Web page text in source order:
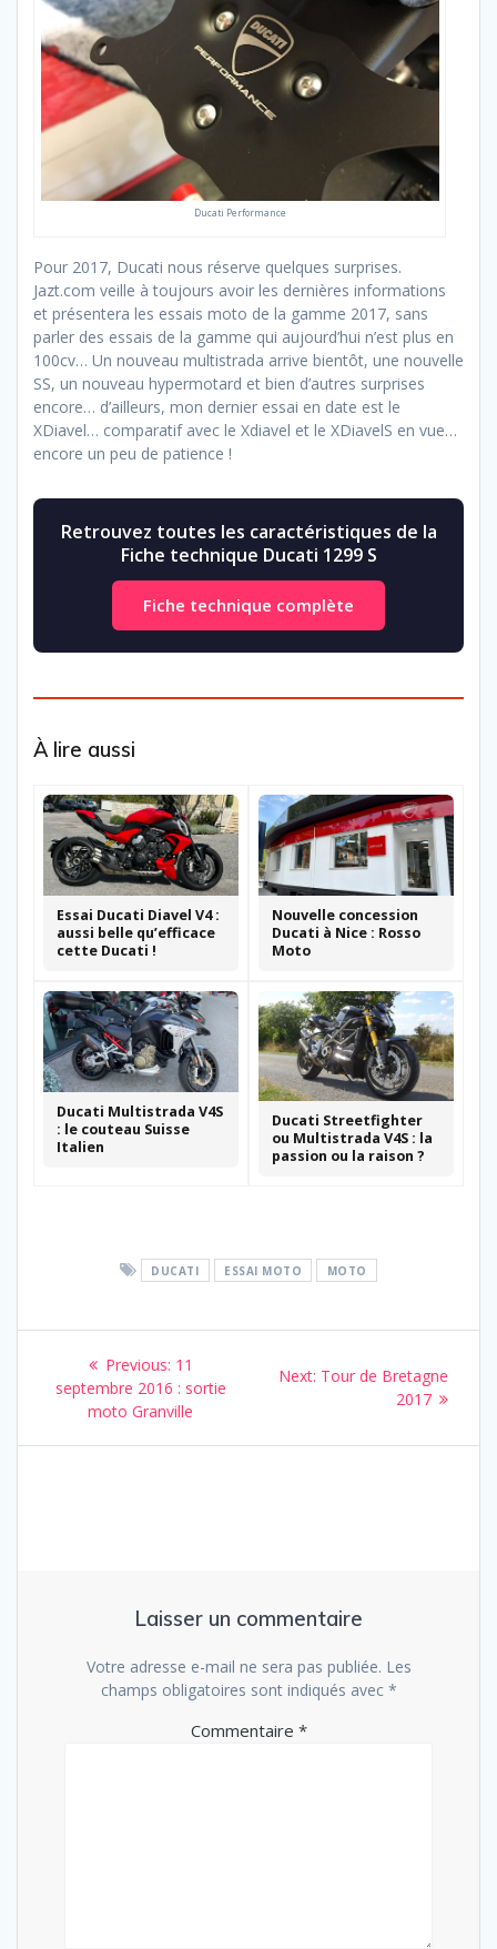
Ducati Performance
Pour 2017, Ducati nous réserve quelques surprises.
Jazt.com veille à toujours avoir les dernières informations
et présentera les essais moto de la gamme 2017, sans
parler des essais de la gamme qui aujourd’hui n’est plus en
100cv… Un nouveau multistrada arrive bientôt, une nouvelle
SS, un nouveau hypermotard et bien d’autres surprises
encore… d’ailleurs, mon dernier essai en date est le
XDiavel… comparatif avec le Xdiavel et le XDiavelS en vue…
encore un peu de patience !
Retrouvez toutes les caractéristiques de la
Fiche technique Ducati 1299 S
Fiche technique complète
À lire aussi
Essai Ducati Diavel V4 :
aussi belle qu’efficace
cette Ducati !
Nouvelle concession
Ducati à Nice : Rosso
Moto
Ducati Multistrada V4S
: le couteau Suisse
Italien
Ducati Streetfighter
ou Multistrada V4S : la
passion ou la raison ?
DUCATI ESSAI MOTO MOTO
Navigation
l’article
Previous: Previous
post:
11
septembre 2016 : sortie
moto Granville
Next: Next
Tour de Bretagne
2017
Laisser un commentaire
Votre adresse e-mail ne sera pas publiée. Les
champs obligatoires sont indiqués avec *
Commentaire *